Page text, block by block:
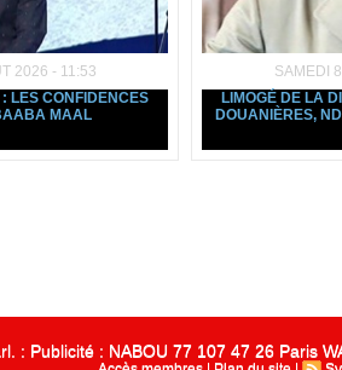
2026 - 11:53
LES CONFIDENCES
MAAL
SAMEDI
LIMOGÉ DE LA
DOUANIÈRES,
: Publicité : NABOU 77 107 47 26 Paris